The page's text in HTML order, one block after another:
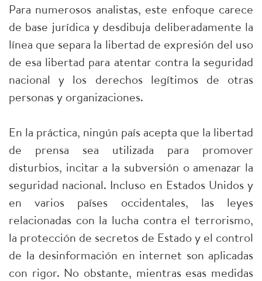
Para numerosos analistas, este enfoque carece
de base jurídica y desdibuja deliberadamente la
línea que separa la libertad de expresión del uso
de esa libertad para atentar contra la seguridad
nacional y los derechos legítimos de otras
personas y organizaciones.
En la práctica, ningún país acepta que la libertad
de prensa sea utilizada para promover
disturbios, incitar a la subversión o amenazar la
seguridad nacional. Incluso en Estados Unidos y
en varios países occidentales, las leyes
relacionadas con la lucha contra el terrorismo,
la protección de secretos de Estado y el control
de la desinformación en internet son aplicadas
con rigor. No obstante, mientras esas medidas